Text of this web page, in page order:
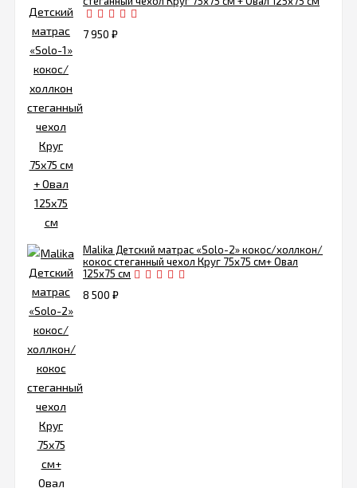
7 950 ₽
Malika Детский матрас «Solo-2» кокос/холлкон/
кокос стеганный чехол Круг 75х75 см+ Овал
125х75 см
8 500 ₽